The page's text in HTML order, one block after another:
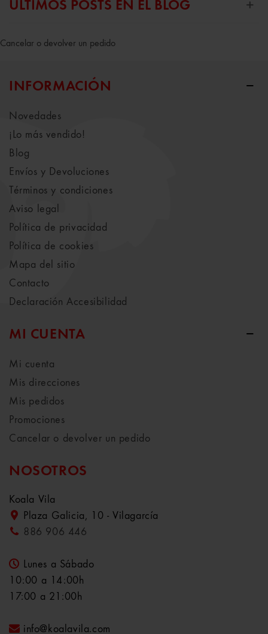
ÚLTIMOS POSTS EN EL BLOG
Cancelar o devolver un pedido
INFORMACIÓN
Novedades
¡Lo más vendido!
Blog
Envíos y Devoluciones
Términos y condiciones
Aviso legal
Política de privacidad
Política de cookies
Mapa del sitio
Contacto
Declaración Accesibilidad
MI CUENTA
Mi cuenta
Mis direcciones
Mis pedidos
Promociones
Cancelar o devolver un pedido
NOSOTROS
Koala Vila
Plaza Galicia, 10 - Vilagarcía
886 906 446
Lunes a Sábado
10:00 a 14:00h
17:00 a 21:00h
info@koalavila.com